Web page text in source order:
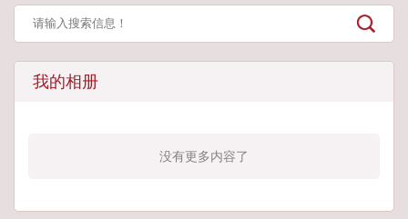
我的相册
没有更多内容了